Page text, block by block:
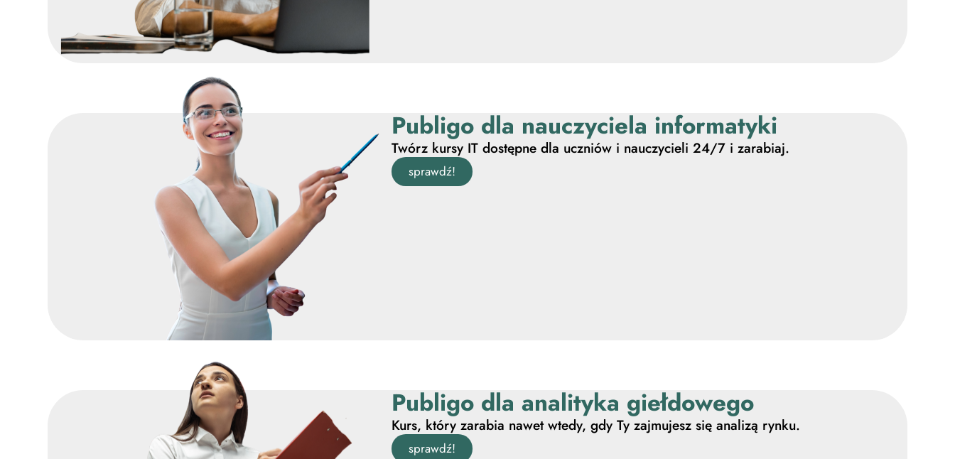
Publigo dla nauczyciela informatyki
Twórz kursy IT dostępne dla uczniów i nauczycieli 24/7 i zarabiaj.
sprawdź!
Publigo dla analityka giełdowego
Kurs, który zarabia nawet wtedy, gdy Ty zajmujesz się analizą rynku.
sprawdź!